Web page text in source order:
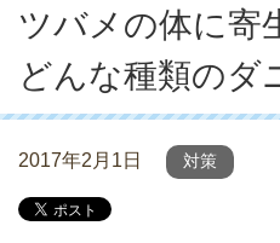
ツバメの体に寄
どんな種類のダ
2017年2月1日 対策